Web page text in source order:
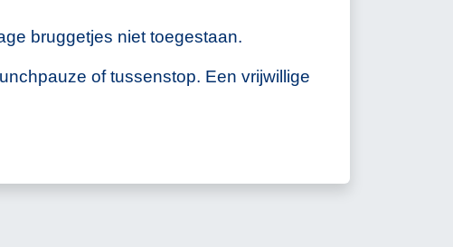
bruggetjes niet toegestaan.
of tussenstop. Een vrijwillige